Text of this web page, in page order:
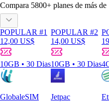
Compara 5800+ planes de más de
POPULAR #1
12,00 US$
10GB • 30 Dias
GlobaleSIM
POPULAR #2
14,00 US$
10GB • 30 Dias
Jetpac